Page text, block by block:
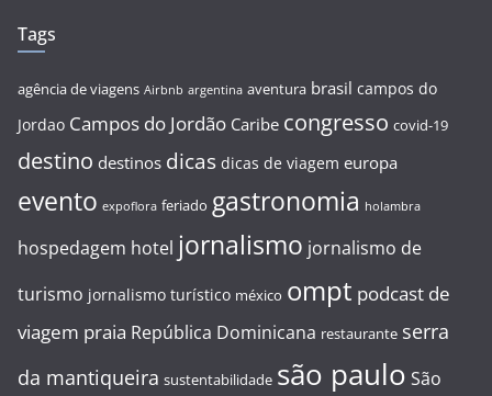
Tags
agência de viagens Airbnb argentina aventura brasil campos do
Jordao Campos do Jordão Caribe congresso covid-19
destino destinos dicas dicas de viagem europa
evento expoflora feriado gastronomia holambra
hospedagem hotel jornalismo jornalismo de
turismo jornalismo turístico méxico ompt podcast de
viagem praia República Dominicana restaurante serra
da mantiqueira sustentabilidade são paulo São